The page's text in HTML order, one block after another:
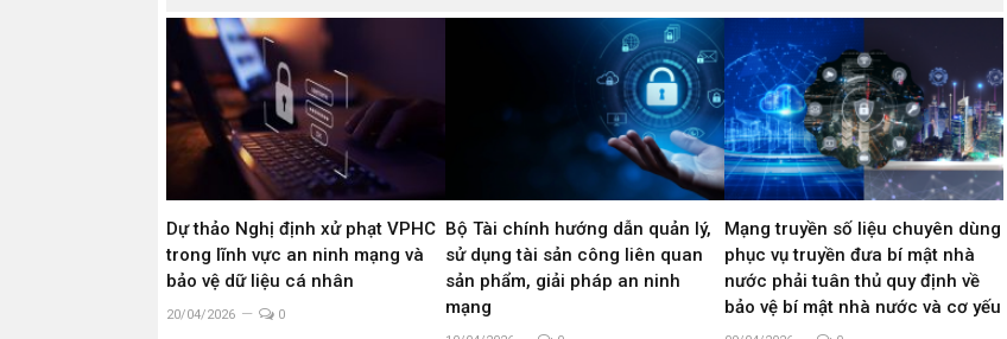
Dự thảo Nghị định xử phạt VPHC
trong lĩnh vực an ninh mạng và
bảo vệ dữ liệu cá nhân
20/04/2026 0
Bộ Tài chính hướng dẫn quản lý,
sử dụng tài sản công liên quan
sản phẩm, giải pháp an ninh
mạng
Mạng truyền số liệu chuyên dùng
phục vụ truyền đưa bí mật nhà
nước phải tuân thủ quy định về
bảo vệ bí mật nhà nước và cơ yếu